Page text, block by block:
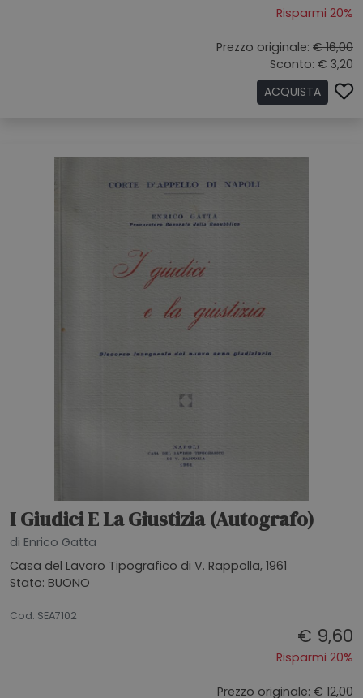
Risparmi 20%
Prezzo originale: € 16,00
Sconto: € 3,20
ACQUISTA
I Giudici E La Giustizia (Autografo)
di Enrico Gatta
Casa del Lavoro Tipografico di V. Rappolla, 1961
Stato: BUONO
Cod. SEA7102
€ 9,60
Risparmi 20%
Prezzo originale: € 12,00